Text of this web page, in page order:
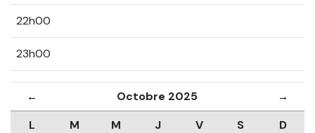
22h00
23h00
← Octobre 2025 →
L M M J V S
D